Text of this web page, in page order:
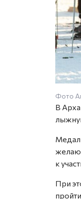
Фото
В
к
При